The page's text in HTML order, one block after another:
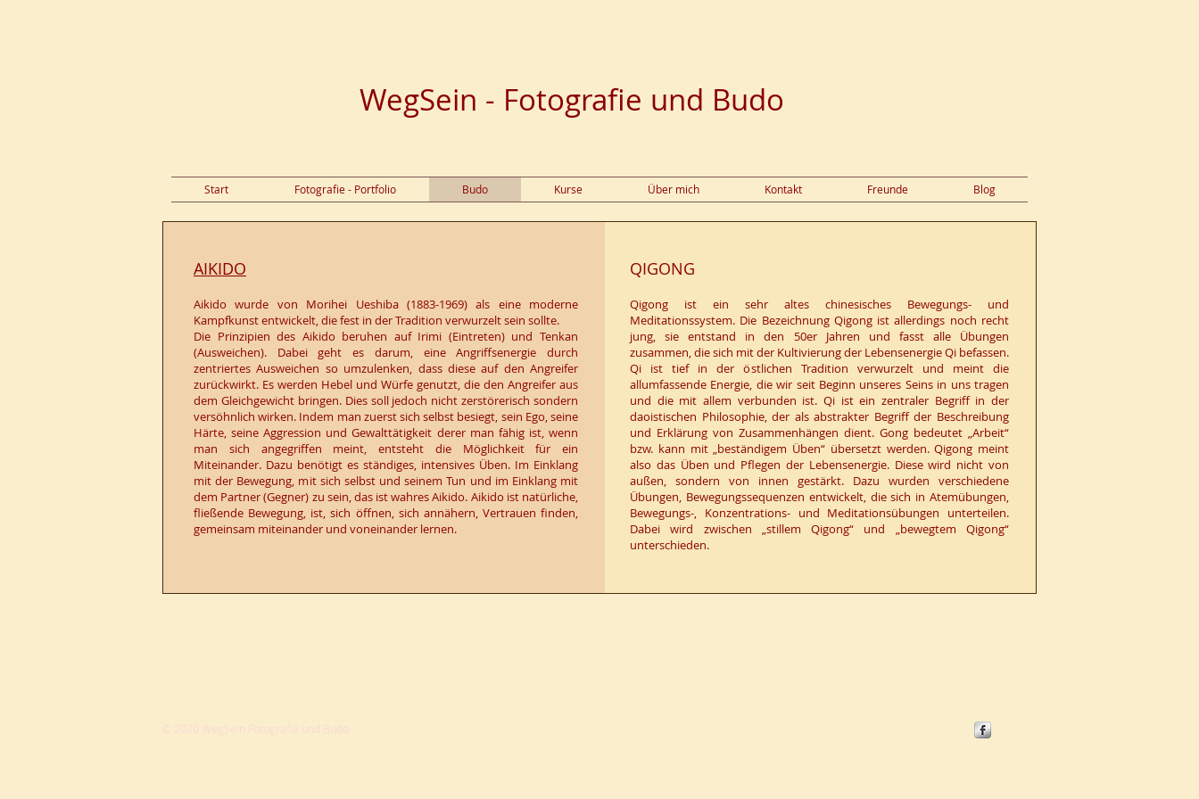
WegSein - Fotografie und Budo
Start Fotografie - Portfolio Budo Kurse Über mich Kontakt Freunde Blog
AIKIDO
Aikido wurde von Morihei Ueshiba (1883-1969) als eine moderne
Kampfkunst entwickelt, die fest in der Tradition verwurzelt sein sollte.
Die Prinzipien des Aikido beruhen auf Irimi (Eintreten) und Tenkan
(Ausweichen). Dabei geht es darum, eine Angriffsenergie durch
zentriertes Ausweichen so umzulenken, dass diese auf den Angreifer
zurückwirkt. Es werden Hebel und Würfe genutzt, die den Angreifer aus
dem Gleichgewicht bringen. Dies soll jedoch nicht zerstörerisch sondern
versöhnlich wirken. Indem man zuerst sich selbst besiegt, sein Ego, seine
Härte, seine Aggression und Gewalttätigkeit derer man fähig ist, wenn
man sich angegriffen meint, entsteht die Möglichkeit für ein
Miteinander. Dazu benötigt es ständiges, intensives Üben. Im Einklang
mit der Bewegung, mit sich selbst und seinem Tun und im Einklang mit
dem Partner (Gegner) zu sein, das ist wahres Aikido. Aikido ist natürliche,
fließende Bewegung, ist, sich öffnen, sich annähern, Vertrauen finden,
gemeinsam miteinander und voneinander lernen.
QIGONG
Qigong ist ein sehr altes chinesisches Bewegungs- und
Meditationssystem. Die Bezeichnung Qigong ist allerdings noch recht
jung, sie entstand in den 50er Jahren und fasst alle Übungen
zusammen, die sich mit der Kultivierung der Lebensenergie Qi befassen.
Qi ist tief in der östlichen Tradition verwurzelt und meint die
allumfassende Energie, die wir seit Beginn unseres Seins in uns tragen
und die mit allem verbunden ist. Qi ist ein zentraler Begriff in der
daoistischen Philosophie, der als abstrakter Begriff der Beschreibung
und Erklärung von Zusammenhängen dient. Gong bedeutet „Arbeit“
bzw. kann mit „beständigem Üben“ übersetzt werden. Qigong meint
also das Üben und Pflegen der Lebensenergie. Diese wird nicht von
außen, sondern von innen gestärkt. Dazu wurden verschiedene
Übungen, Bewegungssequenzen entwickelt, die sich in Atemübungen,
Bewegungs-, Konzentrations- und Meditationsübungen unterteilen.
Dabei wird zwischen „stillem Qigong“ und „bewegtem Qigong“
unterschieden.